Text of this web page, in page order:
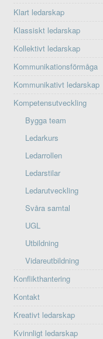
Klart ledarskap
Klassiskt ledarskap
Kollektivt ledarskap
Kommunikationsförmåga
Kommunikativt ledarskap
Kompetensutveckling
Bygga team
Ledarkurs
Ledarrollen
Ledarstilar
Ledarutveckling
Svåra samtal
UGL
Utbildning
Vidareutbildning
Konflikthantering
Kontakt
Kreativt ledarskap
Kvinnligt ledarskap